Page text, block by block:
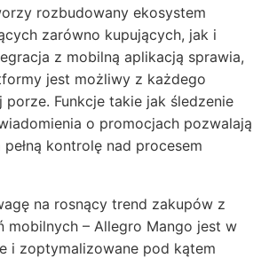
rozbudowany ekosystem
zarówno kupujących, jak i
z mobilną aplikacją sprawia,
jest możliwy z każdego
porze. Funkcje takie jak śledzenie
o promocjach pozwalają
kontrolę nad procesem
na rosnący trend zakupów z
mobilnych – Allegro Mango jest w
i zoptymalizowane pod kątem